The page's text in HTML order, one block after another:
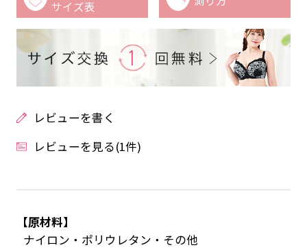
サイズ表
レビューを書く
レビューを見る(1件)
【原材料】
ナイロン・ポリウレタン・その他